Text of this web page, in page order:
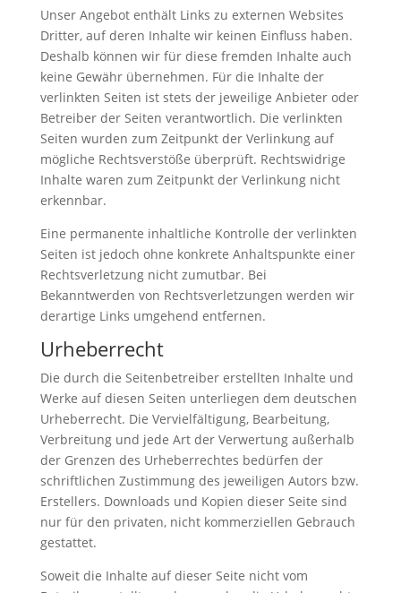
Unser Angebot enthält Links zu externen Websites
Dritter, auf deren Inhalte wir keinen Einfluss haben.
Deshalb können wir für diese fremden Inhalte auch
keine Gewähr übernehmen. Für die Inhalte der
verlinkten Seiten ist stets der jeweilige Anbieter oder
Betreiber der Seiten verantwortlich. Die verlinkten
Seiten wurden zum Zeitpunkt der Verlinkung auf
mögliche Rechtsverstöße überprüft. Rechtswidrige
Inhalte waren zum Zeitpunkt der Verlinkung nicht
erkennbar.
Eine permanente inhaltliche Kontrolle der verlinkten
Seiten ist jedoch ohne konkrete Anhaltspunkte einer
Rechtsverletzung nicht zumutbar. Bei
Bekanntwerden von Rechtsverletzungen werden wir
derartige Links umgehend entfernen.
Urheberrecht
Die durch die Seitenbetreiber erstellten Inhalte und
Werke auf diesen Seiten unterliegen dem deutschen
Urheberrecht. Die Vervielfältigung, Bearbeitung,
Verbreitung und jede Art der Verwertung außerhalb
der Grenzen des Urheberrechtes bedürfen der
schriftlichen Zustimmung des jeweiligen Autors bzw.
Erstellers. Downloads und Kopien dieser Seite sind
nur für den privaten, nicht kommerziellen Gebrauch
gestattet.
Soweit die Inhalte auf dieser Seite nicht vom